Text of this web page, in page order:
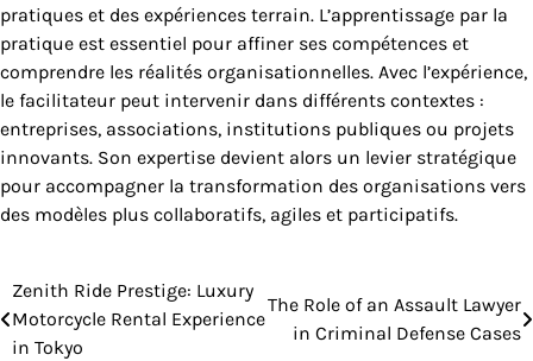
pratiques et des expériences terrain. L’apprentissage par la
pratique est essentiel pour affiner ses compétences et
comprendre les réalités organisationnelles. Avec l’expérience,
le facilitateur peut intervenir dans différents contextes :
entreprises, associations, institutions publiques ou projets
innovants. Son expertise devient alors un levier stratégique
pour accompagner la transformation des organisations vers
des modèles plus collaboratifs, agiles et participatifs.
Post
navigation
Zenith Ride Prestige: Luxury
Motorcycle Rental Experience
in Tokyo
The Role of an Assault Lawyer
in Criminal Defense Cases